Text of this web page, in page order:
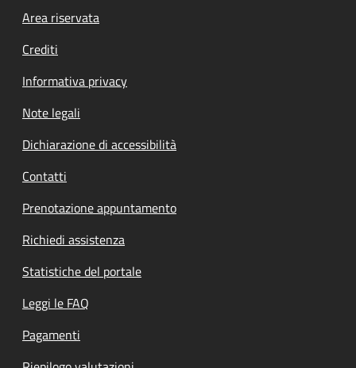
Footer menu
Area riservata
Crediti
Informativa privacy
Note legali
Dichiarazione di accessibilità
Contatti
Prenotazione appuntamento
Richiedi assistenza
Statistiche del portale
Leggi le FAQ
Pagamenti